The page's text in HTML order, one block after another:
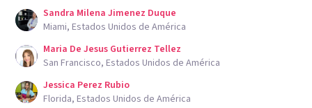
Sandra Milena Jimenez Duque
Miami, Estados Unidos de América
Maria De Jesus Gutierrez Tellez
San Francisco, Estados Unidos de América
Jessica Perez Rubio
Florida, Estados Unidos de América